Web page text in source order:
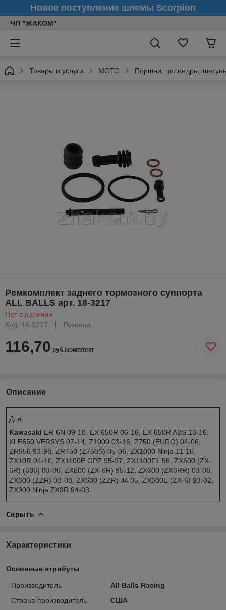
Новое поступление шлемы Scorpion
ЧП "ЖАКОМ"
Товары и услуги МОТО Поршни, цилиндры,
Ремкомплект заднего тормозного суппорта
ALL BALLS арт. 18-3217
Нет в наличии
Код: 18-3217
Розница
116,70 руб./комплект
Описание
Для:
Kawasaki ER-6N 09-10, EX 650R 06-16, EX 650R ABS 13-16,
KLE650 VERSYS 07-14, Z1000 03-16, Z750 (EURO) 04-06,
ZR550 93-98, ZR750 (Z750S) 05-06, ZX1000 Ninja 11-16,
ZX10R 04-10, ZX1100E GPZ 95-97, ZX1100F1 96, ZX600 (ZX-
6R) (636) 03-06, ZX600 (ZX-6R) 95-12, ZX600 (ZX6RR) 03-06,
ZX600 (ZZR) 03-08, ZX600 (ZZR) J4 05, ZX600E (ZX-6) 93-02,
ZX900 Ninja ZX9R 94-03
Скрыть
Характеристики
Основные атрибуты
Производитель
All Balls Racing
Страна производитель
США